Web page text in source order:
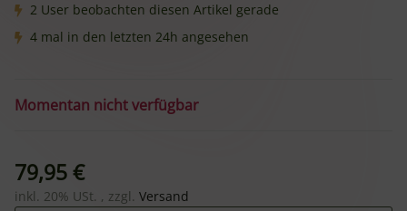
2 User beobachten diesen Artikel gerade
4 mal in den letzten 24h angesehen
Momentan nicht verfügbar
79,95 €
inkl. 20% USt. , zzgl. Versand